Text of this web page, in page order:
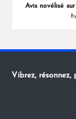
Avis novélisé
By
Vibrez, résonnez,